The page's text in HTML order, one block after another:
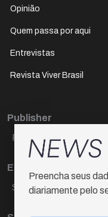
Opinião
Quem passa por aqui
Entrevistas
Revista Viver Brasil
Publisher
Paulo Cesar de Oliveira
Editora Chefe
Sueli Cotta
Preencha seus
diariamente pelo